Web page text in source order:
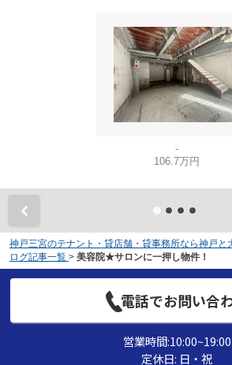
-
106.7万円
神戸三宮のテナント・貸店舗・貸事務所なら神戸と
ログ記事一覧 > 美容院★サロンに一押し物件！
電話でお問い合
営業時間:10:00~19:00
定休日: 日・祝